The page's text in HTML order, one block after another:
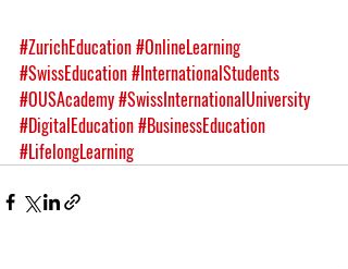
#ZurichEducation#OnlineLearning
#SwissEducation#InternationalStudents
#OUSAcademy#SwissInternationalUniversity
#DigitalEducation#BusinessEducation
#LifelongLearning